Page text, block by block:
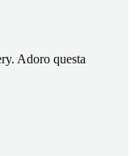
Adoro questa